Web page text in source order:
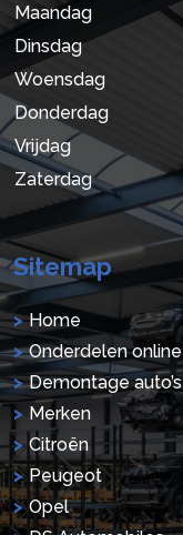
Maandag
Dinsdag
Woensdag
Donderdag
Vrijdag
Zaterdag
Sitemap
Home
Onderdelen online
Demontage auto’s
Merken
Citroën
Peugeot
Opel